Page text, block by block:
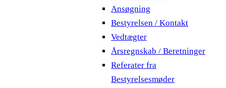
Ansøgning
Bestyrelsen / Kontakt
Vedtægter
Årsregnskab / Beretninger
Referater fra
Bestyrelsesmøder